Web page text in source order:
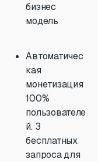
бизнес
модель
Автоматичес
кая
монетизация
100%
пользователе
й. 3
бесплатных
запроса для